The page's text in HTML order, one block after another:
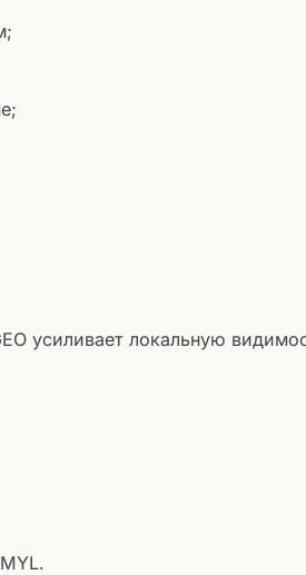
усиливает локальную